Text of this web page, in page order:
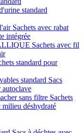
standard
Sachets avec rabat
intégrée
Sachets avec fil
standard pour
standard Sacs
autoclave
sans filtre Sachets
milieu déshydraté